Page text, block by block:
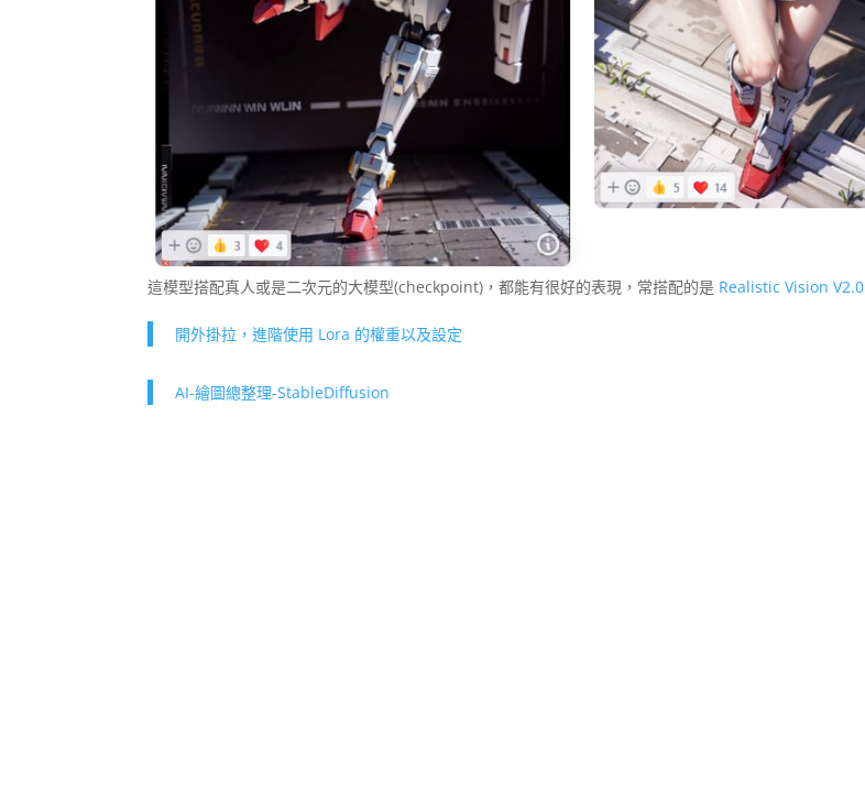
這模型搭配真人或是二次元的大模型(checkpoint)，都能有很好的表現，常搭配的是 Realistic Vision V2.0
開外掛拉，進階使用 Lora 的權重以及設定
AI-繪圖總整理-StableDiffusion